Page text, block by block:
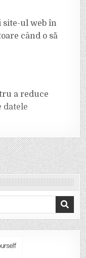
site-ul web în
când o să
a reduce
datele